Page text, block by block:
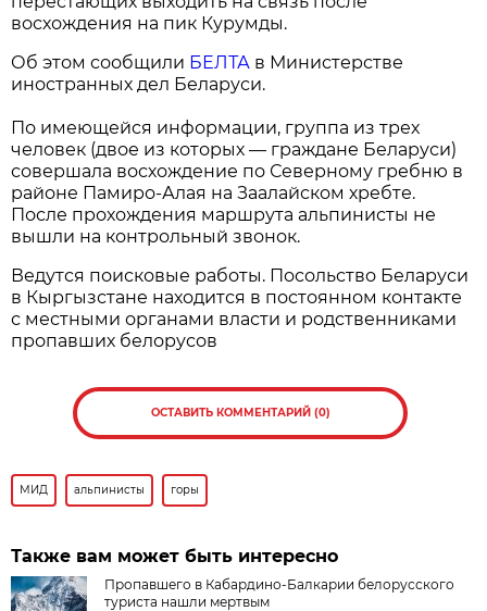
восхождения на пик Курумды.
Об этом сообщили БЕЛТА в Министерстве
иностранных дел Беларуси.
По имеющейся информации, группа из трех
человек (двое из которых — граждане Беларуси)
совершала восхождение по Северному гребню в
районе Памиро-Алая на Заалайском хребте.
После прохождения маршрута альпинисты не
вышли на контрольный звонок.
Ведутся поисковые работы. Посольство Беларуси
в Кыргызстане находится в постоянном контакте
с местными органами власти и родственниками
пропавших белорусов
ОСТАВИТЬ КОММЕНТАРИЙ (0)
МИД альпинисты горы
Также вам может быть интересно
Пропавшего в Кабардино-Балкарии белорусского
туриста нашли мертвым